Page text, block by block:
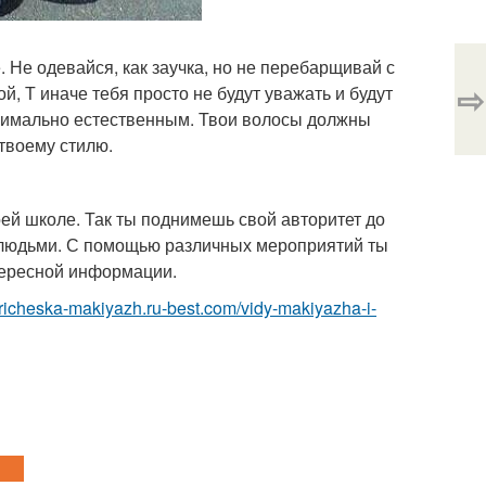
одевайся, как заучка, но не перебарщивай с
Т иначе тебя просто не будут уважать и будут
естественным. Твои волосы должны
стилю.
школе. Так ты поднимешь свой авторитет до
С помощью различных мероприятий ты
информации.
makiyazh.ru-best.com/vidy-makiyazha-i-
⇨